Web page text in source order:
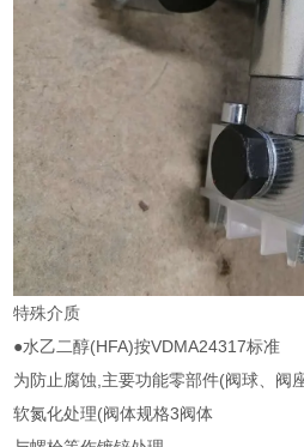
特殊介质
●水乙二醇(HFA)按VDMA24317标准
为防止腐蚀,主要功能零部件(阀球、阀
软氮化处理(阀体规格3阀体